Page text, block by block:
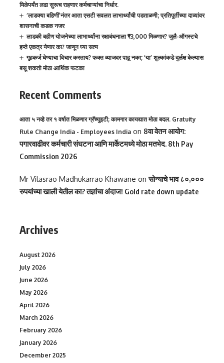
मिळेपर्यंत लढा सुरूच राहणार कर्मचाऱ्यांचा निर्धार.
‘लाडक्या बहिणीं’नंतर आता एसटी सवलत लाभार्थ्यांची पडताळणी; प्रतिपूर्तीच्या दाव्यांवर
शासनाची कडक नजर
लाडकी बहीण योजनेच्या लाभार्थ्यांना रक्षाबंधनाला ₹3,000 मिळणार? जुलै-ऑगस्टचे
हप्ते एकत्र येणार का? जाणून घ्या सत्य
गृहकर्ज घेण्याचा विचार करताय? फक्त व्याजदर पाहू नका; ‘या’ शुल्कांकडे दुर्लक्ष केल्यास
बसू शकतो मोठा आर्थिक फटका
Recent Comments
आता ५ नव्हे तर १ वर्षात मिळणार ग्रॅच्युइटी; कामगार कायद्यात मोठा बदल. Gratuity
Rule Change India - Employees India on 8वा वेतन आयोग:
पगारवाढीवर कर्मचारी संघटना आणि मार्केटमध्ये मोठा मतभेद. 8th Pay
Commission 2026
Mr Vilasrao Madhukarrao Khawane onसोन्याचे भाव ८०,०००
रुपयांच्या खाली येतील का? तज्ञांचा अंदाज! Gold rate down update
Archives
August 2026
July 2026
June 2026
May 2026
April 2026
March 2026
February 2026
January 2026
December 2025